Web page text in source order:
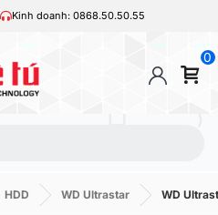
Kinh doanh: 0868.50.50.55
0
HDD WD Ultrastar WD